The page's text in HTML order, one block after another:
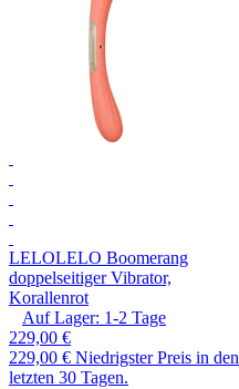
LELOLELO Boomerang
doppelseitiger Vibrator,
Korallenrot
Auf Lager: 1-2 Tage
229,00 €
229,00 € Niedrigster Preis in den
letzten 30 Tagen.